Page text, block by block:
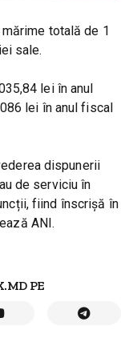
totală de 1
sale.
lei în anul
lei în anul fiscal
dispunerii
de serviciu în
fiind înscrișă în
ANI.
PE